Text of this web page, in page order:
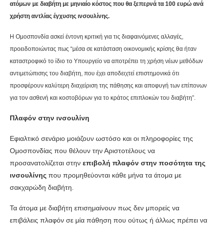
ατόμων με διαβήτη με μηνιαίο κόστος που θα ξεπερνά τα 100 ευρώ ανά
χρήστη αντλίας έγχυσης ινσουλίνης.
Η Ομοσπονδία ασκεί έντονη κριτική για τις διαφαινόμενες αλλαγές,
προειδοποιώντας πως “μέσα σε κατάσταση οικονομικής κρίσης θα ήταν
καταστροφικό το ίδιο το Υπουργείο να αποτρέπει τη χρήση νέων μεθόδων
αντιμετώπισης του διαβήτη, που έχει αποδειχτεί επιστημονικά ότι
προσφέρουν καλύτερη διαχείριση της πάθησης και αποφυγή των επίπονων
για τον ασθενή και κοστοβόρων για το κράτος επιπλοκών του διαβήτη”.
Πλαφόν στην ινσουλίνη
Εφιαλτικό σενάριο μοιάζουν ωστόσο και οι πληροφορίες της
Ομοσπονδίας που θέλουν την Αριστοτέλους να
προσανατολίζεται στην επιβολή πλαφόν στην ποσότητα της
ινσουλίνης που προμηθεύονται κάθε μήνα τα άτομα με
σακχαρώδη διαβήτη.
Τα άτομα με διαβήτη επισημαίνουν πως δεν μπορείς να
επιβάλεις πλαφόν σε μία πάθηση που ούτως ή άλλως πρέπει να